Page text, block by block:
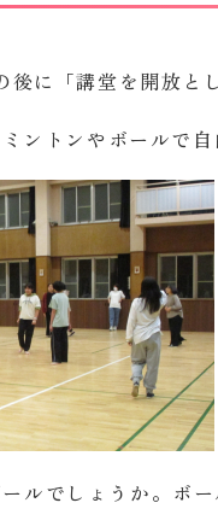
後に「講堂を開放と
ントンやボールで
ールでしょうか。ボ